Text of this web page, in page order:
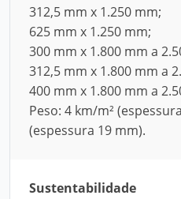
312,5 mm x 1.250 mm;
625 mm x 1.250 mm;
300 mm x 1.800 mm a
312,5 mm x 1.800 mm a
400 mm x 1.800 mm a
Peso: 4 km/m²
(espessura 19 mm).
Sustentabilidade